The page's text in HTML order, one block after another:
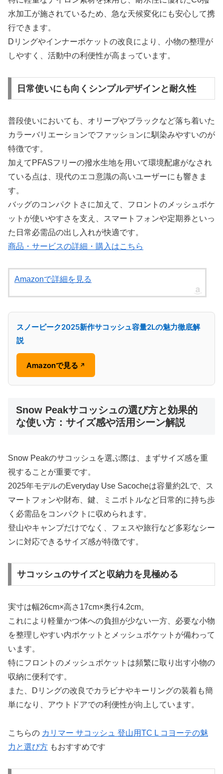
水加工が施されているため、急な天候変化にも安心して携
行できます。
Dリングやインナーポケットの改良により、小物の整理が
しやすく、活動中の利便性が高まっています。
日常使いにも向くシンプルデザインと耐久性
普段使いにおいても、オリーブやブラックなど落ち着いた
カラーバリエーションでファッションに馴染みやすいのが
特徴です。
加えてPFASフリーの撥水生地を用いて環境配慮がなされ
ている点は、現代のエコ意識の高いユーザーにも響きま
す。
バッグのコンパクトさに加えて、フロントのメッシュポケ
ットが使いやすさを支え、スマートフォンや定期券といっ
た日常必需品の出し入れが快適です。
商品・サービスの詳細・購入はこちら
Amazonで詳細を見る
スノーピーク2025新作サコッシュ容量2Lの魅力徹底解
説
Amazonで見る ↗
Snow Peakサコッシュの選び方と効果的
な使い方：サイズ感や活用シーン解説
Snow Peakのサコッシュを選ぶ際は、まずサイズ感を重
視することが重要です。
2025年モデルのEveryday Use Sacocheは容量約2Lで、ス
マートフォンや財布、鍵、ミニボトルなど日常的に持ち歩
く必需品をコンパクトに収められます。
登山やキャンプだけでなく、フェスや旅行など多彩なシー
ンに対応できるサイズ感が特徴です。
サコッシュのサイズと収納力を見極める
実寸は幅26cm×高さ17cm×奥行4.2cm。
これにより軽量かつ体への負担が少ない一方、必要な小物
を整理しやすい内ポケットとメッシュポケットが備わって
います。
特にフロントのメッシュポケットは頻繁に取り出す小物の
収納に便利です。
また、Dリングの改良でカラビナやキーリングの装着も簡
単になり、アウトドアでの利便性が向上しています。
こちらの カリマー サコッシュ 登山用TC L コヨーテの魅
力と選び方 もおすすめです